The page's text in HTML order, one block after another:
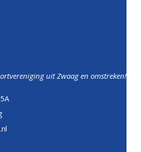
uit Zwaag en omstreken!